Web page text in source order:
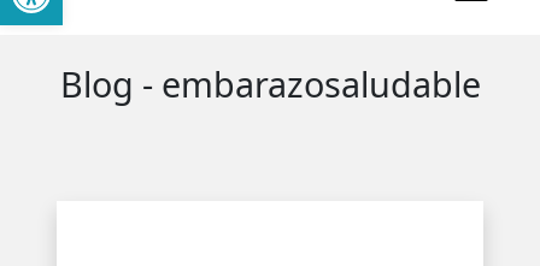
Blog - embarazosaludable